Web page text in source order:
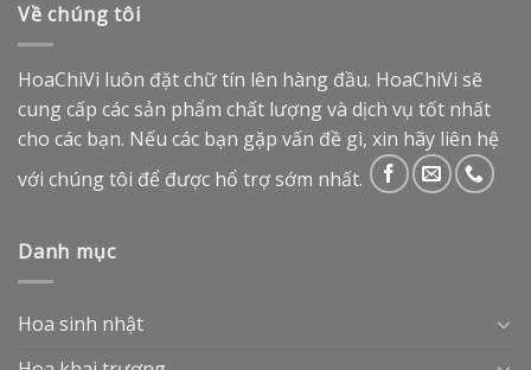
Về chúng tôi
HoaChiVi luôn đặt chữ tín lên hàng đầu. HoaChiVi sẽ
cung cấp các sản phẩm chất lượng và dịch vụ tốt nhất
cho các bạn. Nếu các bạn gặp vấn đề gì, xin hãy liên hệ
với chúng tôi để được hổ trợ sớm nhất.
Danh mục
Hoa sinh nhật